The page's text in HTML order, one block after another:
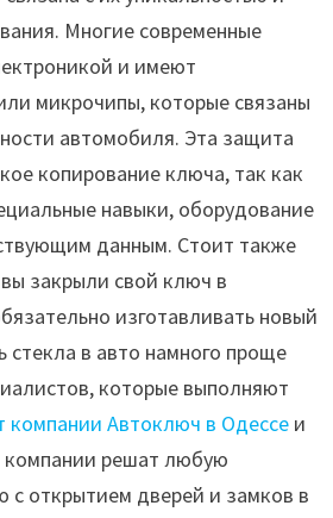
Многие современные
и имеют
микрочипы, которые связаны
автомобиля. Эта защита
копирование ключа, так как
навыки, оборудование
данным. Стоит также
закрыли свой ключ в
изготавливать новый
стекла в авто намного проще
которые выполняют
компании Автоключ в Одессеи
компании решат любую
с открытием дверей и замков в